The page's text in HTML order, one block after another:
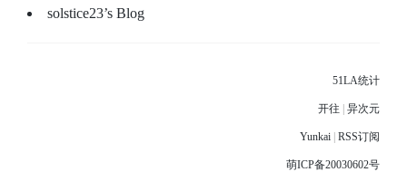
solstice23’s Blog
51LA统计
开往 异次元
Yunkai RSS订阅
萌ICP备20030602号